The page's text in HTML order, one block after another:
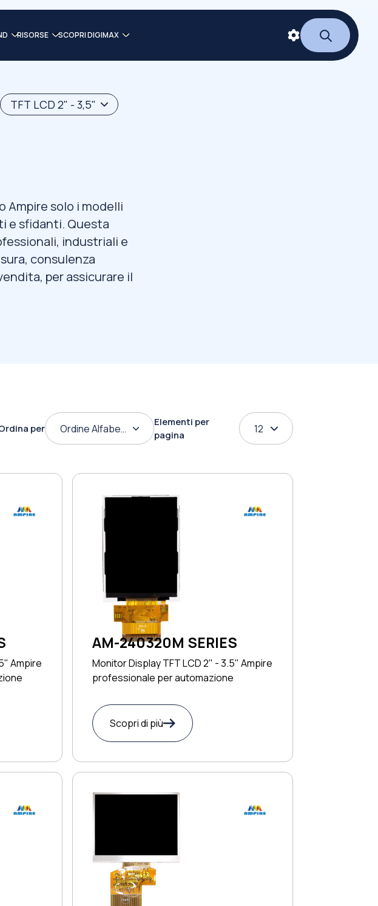
RISORSE SCOPRI DIGIMAX
TFT LCD 2" - 3,5"
Ampire solo i modelli
e sfidanti. Questa
industriali e
consulenza
per assicurare il
per Ordine Alfabetico
Elementi per
pagina
12
Ampire
AM-240320M SERIES
Monitor Display TFT LCD 2" - 3.5" Ampire
professionale per automazione
Scopri di più